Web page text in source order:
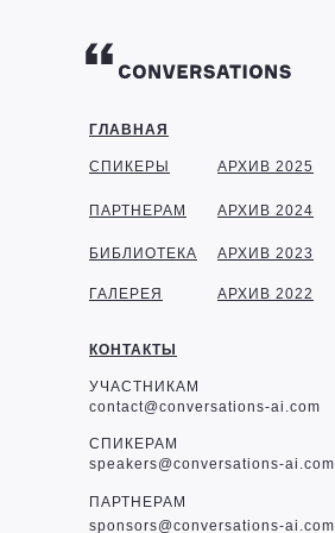
ГЛАВНАЯ
КОНТАКТЫ
СПИКЕРЫ
ПАРТНЕРАМ
БИБЛИОТЕКА
УЧАСТНИКАМ
contact@conversations-ai.com
СПИКЕРАМ
speakers@conversations-ai.com
ПАРТНЕРАМ
sponsors@conversations-ai.com
ГАЛЕРЕЯ
АРХИВ 2025
АРХИВ 2024
АРХИВ 2023
АРХИВ 2022